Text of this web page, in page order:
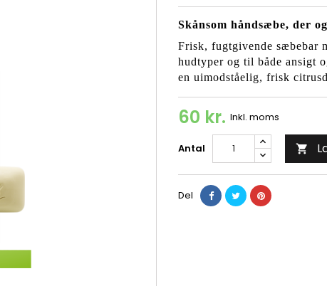
Skånsom håndsæbe, der
Frisk, fugtgivende sæbebar
hudtyper og til både ansigt
en uimodståelig, frisk
60 kr. Inkl. moms
Antal 
Del